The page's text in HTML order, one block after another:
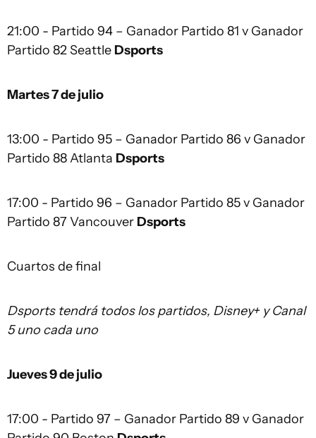
21:00 - Partido 94 – Ganador Partido 81 v Ganador
Partido 82 Seattle Dsports
Martes 7 de julio
13:00 - Partido 95 – Ganador Partido 86 v Ganador
Partido 88 Atlanta Dsports
17:00 - Partido 96 – Ganador Partido 85 v Ganador
Partido 87 Vancouver Dsports
Cuartos de final
Dsports tendrá todos los partidos, Disney+ y Canal
5 uno cada uno
Jueves 9 de julio
17:00 - Partido 97 – Ganador Partido 89 v Ganador